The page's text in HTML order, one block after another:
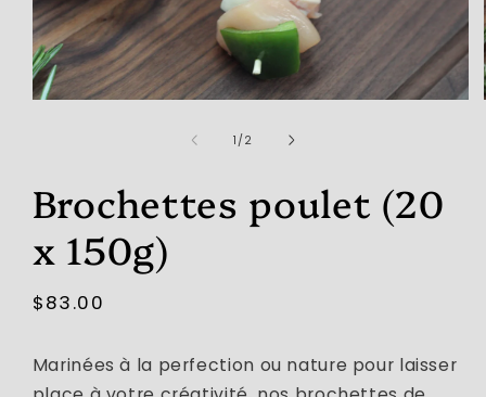
fenêtre
modale
1 /de2
Brochettes poulet (20
x 150g)
Prix
$83.00
Marinées à la perfection ou nature pour laisser